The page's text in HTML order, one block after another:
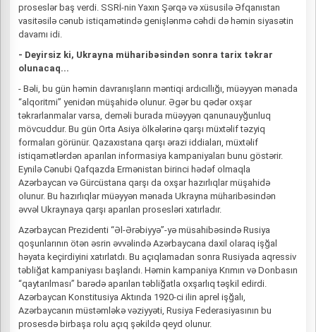
proseslər baş verdi. SSRİ-nin Yaxın Şərqə və xüsusilə Əfqanıstan
vasitəsilə cənub istiqamətində genişlənmə cəhdi də həmin siyasətin
davamı idi.
- Deyirsiz ki, Ukrayna müharibəsindən sonra tarix təkrar
olunacaq...
- Bəli, bu gün həmin davranışların məntiqi ardıcıllığı, müəyyən mənada
“alqoritmi” yenidən müşahidə olunur. Əgər bu qədər oxşar
təkrarlanmalar varsa, deməli burada müəyyən qanunauyğunluq
mövcuddur. Bu gün Orta Asiya ölkələrinə qarşı müxtəlif təzyiq
formaları görünür. Qazaxıstana qarşı ərazi iddiaları, müxtəlif
istiqamətlərdən aparılan informasiya kampaniyaları bunu göstərir.
Eynilə Cənubi Qafqazda Ermənistan birinci hədəf olmaqla
Azərbaycan və Gürcüstana qarşı da oxşar hazırlıqlar müşahidə
olunur. Bu hazırlıqlar müəyyən mənada Ukrayna müharibəsindən
əvvəl Ukraynaya qarşı aparılan prosesləri xatırladır.
Azərbaycan Prezidenti “Əl-Ərəbiyyə”-yə müsahibəsində Rusiya
qoşunlarının ötən əsrin əvvəlində Azərbaycana daxil olaraq işğal
həyata keçirdiyini xatırlatdı. Bu açıqlamadan sonra Rusiyada aqressiv
təbliğat kampaniyası başlandı. Həmin kampaniya Krımın və Donbasın
“qaytarılması” barədə aparılan təbliğatla oxşarlıq təşkil edirdi.
Azərbaycan Konstitusiya Aktında 1920-ci ilin aprel işğalı,
Azərbaycanın müstəmləkə vəziyyəti, Rusiya Federasiyasının bu
prosesdə birbaşa rolu açıq şəkildə qeyd olunur.